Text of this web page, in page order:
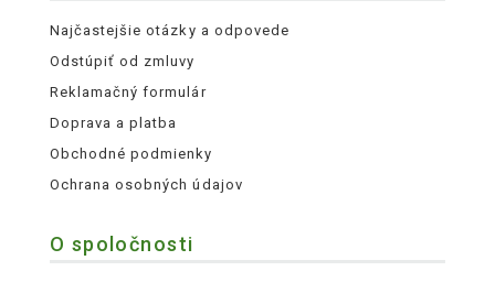
Najčastejšie otázky a odpovede
Odstúpiť od zmluvy
Reklamačný formulár
Doprava a platba
Obchodné podmienky
Ochrana osobných údajov
O spoločnosti